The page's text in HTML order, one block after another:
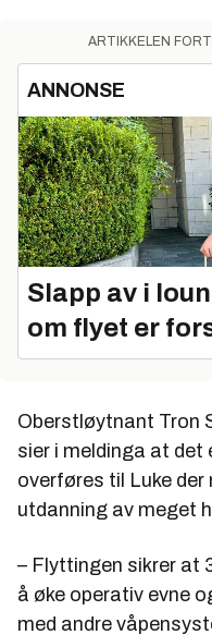
ARTIKKELEN
ANNONSE
Slapp av i
om flyet er
Oberstløytnant Tron
sier i meldinga at
overføres til Luke der
utdanning av meget
– Flyttingen sikrer at
å øke operativ evne
med andre